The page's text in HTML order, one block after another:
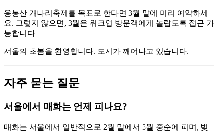
응봉산 개나리축제를 목표로 한다면 3월 말에 미리 예약하세
요. 그렇지 않으면, 3월은 워크업 방문객에게 놀랍도록 접근 가
능합니다.
서울의 초봄을 환영합니다. 도시가 깨어나고 있습니다.
자주 묻는 질문
서울에서 매화는 언제 피나요?
매화는 서울에서 일반적으로 2월 말에서 3월 중순에 피며, 벚